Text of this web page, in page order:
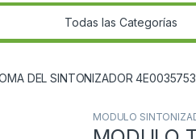
DEL SINTONIZADOR
MODULO